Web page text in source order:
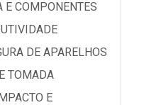
E COMPONENTES
DE APARELHOS
TOMADA
E